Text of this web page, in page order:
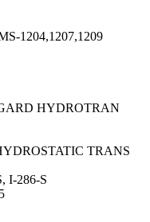
1204,1207,1209
HYDROTRAN
TRANS
I-286-S